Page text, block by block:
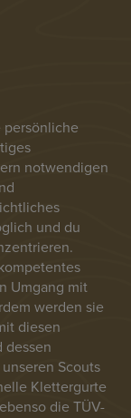
persönliche
notwendigen
und du
Umgang mit
werden sie
diesen
dessen
Scouts
Klettergurte
die TÜV-